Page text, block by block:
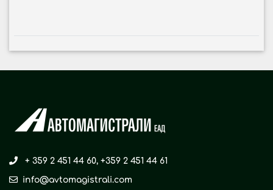
+ 359 2 451 44 60, +359 2 451 44 61
info@avtomagistrali.com